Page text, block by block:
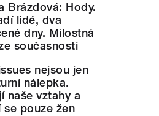
Brázdová: Hody.
lidé, dva
dny. Milostná
současnosti
nejsou jen
nálepka.
naše vztahy a
se pouze žen